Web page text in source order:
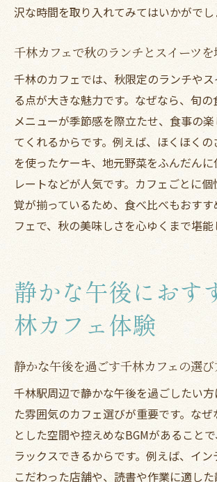
沢な時間を取り入れてみてはいかがでし
千林カフェで秋のランチとスイーツを
千林のカフェでは、秋限定のランチや
る点が大きな魅力です。なぜなら、旬
メニューが季節感を際立たせ、食事の
てくれるからです。例えば、ほくほく
を使ったケーキ、地元野菜をふんだん
レートなどが人気です。カフェごとに
覚が揃っているため、食べ比べもおすす
フェで、秋の美味しさを心ゆくまで堪能
静かな午後におす
林カフェ体験
静かな午後を過ごす千林カフェの選
千林駅周辺で静かな午後を過ごしたい
た雰囲気のカフェ選びが重要です。なぜ
とした空間や控えめなBGMがあること
ラックスできるからです。例えば、イ
こだわった店舗や、読書や作業に適し